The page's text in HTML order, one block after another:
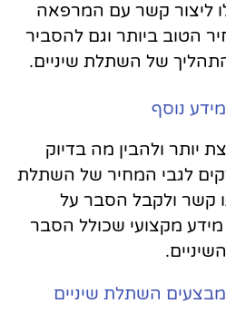
ליצור קשר עם המרפאה
הטוב ביותר וגם להסביר
של השתלת שיניים.
נוסף
יותר ולהבין מה בדיוק
לגבי המחיר של השתלת
קשר ולקבל הסבר על
מידע מקצועי שכולל הסבר
השתלת שיניים